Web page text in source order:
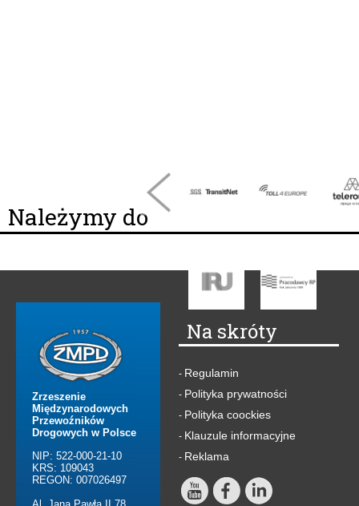
Należymy do
Zrzeszenie
Międzynarodowych
Przewoźników
Drogowych w Polsce
NIP: 522-000-21-10
KRS: 109043
REGON: 007026497
Na skróty
- Regulamin
- Polityka prywatności
- Polityka coockies
- Klauzule informacyjne
- Reklama